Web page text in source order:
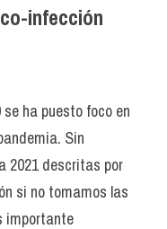
infección
ha puesto foco en
Sin
2021 descritas por
si no tomamos las
importante